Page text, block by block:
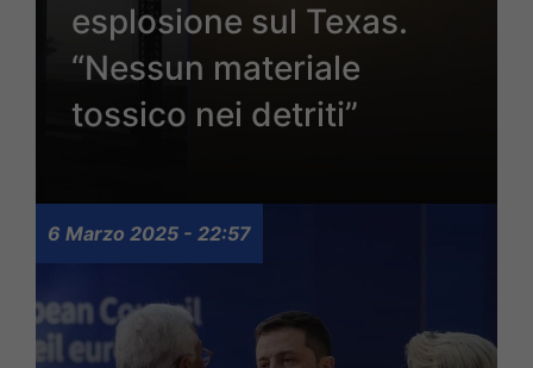
esplosione sul Texas.
“Nessun materiale
tossico nei detriti”
6 Marzo 2025 - 22:57